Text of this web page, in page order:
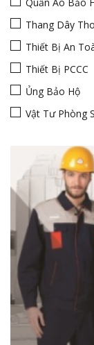
Thang Dây
Thiết Bị An
Thiết Bị PCCC
Ủng Bảo Hộ
Vật Tư Phòng